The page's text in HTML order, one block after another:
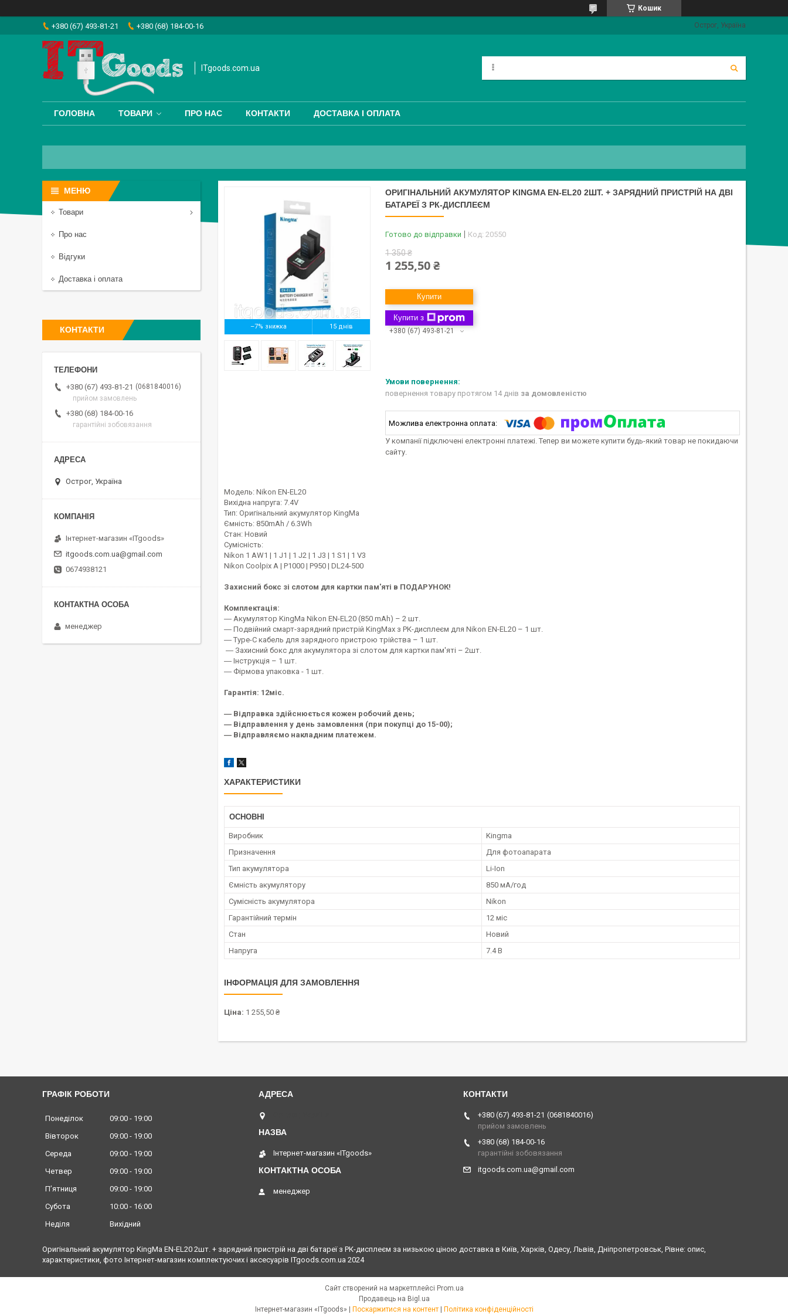
Кошик
+380 (67) 493-81-21 +380 (68) 184-00-16 Острог, Україна
ITgoods.com.ua
ГОЛОВНА ТОВАРИ ПРО НАС КОНТАКТИ ДОСТАВКА І ОПЛАТА
–7% 15 днів
ОРИГІНАЛЬНИЙ АКУМУЛЯТОР KINGMA EN-EL20 2ШТ. + ЗАРЯДНИЙ ПРИСТРІЙ НА ДВІ
БАТАРЕЇ З РК-ДИСПЛЕЄМ
Готово до відправки Код: 20550
1 350 ₴
1 255,50 ₴
Купити
Купити з
+380 (67) 493-81-21
повернення товару протягом 14 днів за домовленістю
У компанії підключені електронні платежі. Тепер ви можете купити будь-який товар не покидаючи
сайту.
Модель: Nikon EN-EL20
Вихідна напруга: 7.4V
Тип: Оригінальний акумулятор KingMa
Ємність: 850mAh / 6.3Wh
Стан: Новий
Сумісність:
Nikon 1 AW1 | 1 J1 | 1 J2 | 1 J3 | 1 S1 | 1 V3
Nikon Coolpix A | P1000 | P950 | DL24-500
Захисний бокс зі слотом для картки пам'яті в ПОДАРУНОК!
Комплектація:
― Акумулятор KingMa Nikon EN-EL20 (850 mAh) – 2 шт.
― Подвійний смарт-зарядний пристрій KingMax з РК-дисплеєм для Nikon EN-EL20 – 1 шт.
― Type-C кабель для зарядного пристрою трійства – 1 шт.
― Захисний бокс для акумулятора зі слотом для картки пам'яті – 2шт.
― Інструкція – 1 шт.
― Фірмова упаковка - 1 шт.
Гарантія: 12міс.
― Відправка здійснюється кожен робочий день;
― Відправлення у день замовлення (при покупці до 15-00);
― Відправляємо накладним платежем.
ХАРАКТЕРИСТИКИ
ОСНОВНІ
Виробник
Kingma
Призначення
Для фотоапарата
Тип акумулятора
Li-Ion
Ємність акумулятору
850 мА/год
Сумісність акумулятора
Nikon
Гарантійний термін
12 міс
Стан
Новий
Напруга
7.4 В
ІНФОРМАЦІЯ ДЛЯ ЗАМОВЛЕННЯ
Ціна: 1 255,50 ₴
Товари
Про нас
Відгуки
Доставка і оплата
КОНТАКТИ
+380 (67) 493-81-21
0681840016
прийом замовлень
+380 (68) 184-00-16
гарантійні зобовязання
Острог, Україна
Інтернет-магазин «ITgoods»
itgoods.com.ua@gmail.com
0674938121
менеджер
ГРАФІК РОБОТИ
Понеділок 09:00
19:00
Вівторок
09:00
19:00
Середа
09:00
19:00
Четвер
09:00
19:00
Пʼятниця
09:00
19:00
Субота
10:00
16:00
Неділя
Вихідний
Інтернет-магазин «ITgoods»
менеджер
+380 (67) 493-81-21
0681840016
прийом замовлень
+380 (68) 184-00-16
гарантійні зобовязання
itgoods.com.ua@gmail.com
Оригінальний акумулятор KingMa EN-EL20 2шт. + зарядний пристрій на дві батареї з РК-дисплеєм за низькою ціною доставка в Київ, Харків, Одесу, Львів, Дніпропетровськ, Рівне: опис,
характеристики, фото Інтернет-магазин комплектуючих і аксесуарів ITgoods.com.ua 2024
Сайт створений на маркетплейсі Prom.ua
Продавець на Bigl.ua
Поскаржитися на контент Політика конфіденційності